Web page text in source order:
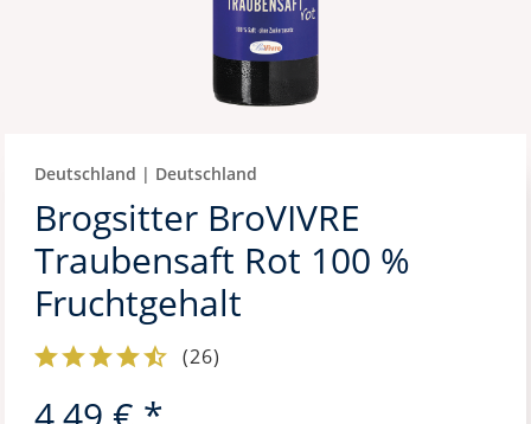
Deutschland | Deutschland
Brogsitter BroVIVRE
Traubensaft Rot 100 %
Fruchtgehalt
(26)